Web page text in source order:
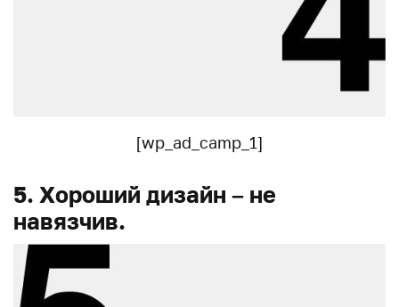
[wp_ad_camp_1]
5. Хороший дизайн – не
навязчив.